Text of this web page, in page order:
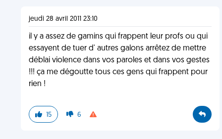
jeudi 28 avril 2011 23:10
il y a assez de gamins qui frappent leur profs ou qui
essayent de tuer d' autres galons arrêtez de mettre
déblai violence dans vos paroles et dans vos gestes
!!! ça me dégoutte tous ces gens qui frappent pour
rien !
15 6